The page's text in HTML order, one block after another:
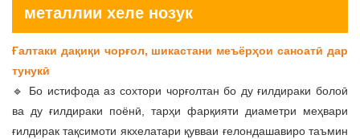
металлии хеле нозук
Ғалтаки дақиқи чорғол, шикастани меъёрҳои саноатӣ дар
тунукӣ
🔹 Бо истифода аз сохтори чорғолтан бо ду ғилдираки болоӣ
ва ду ғилдираки поёнӣ, тарҳи фарқияти диаметри меҳвари
ғилдирак тақсимоти якхелатари қувваи ғелондашавиро таъмин